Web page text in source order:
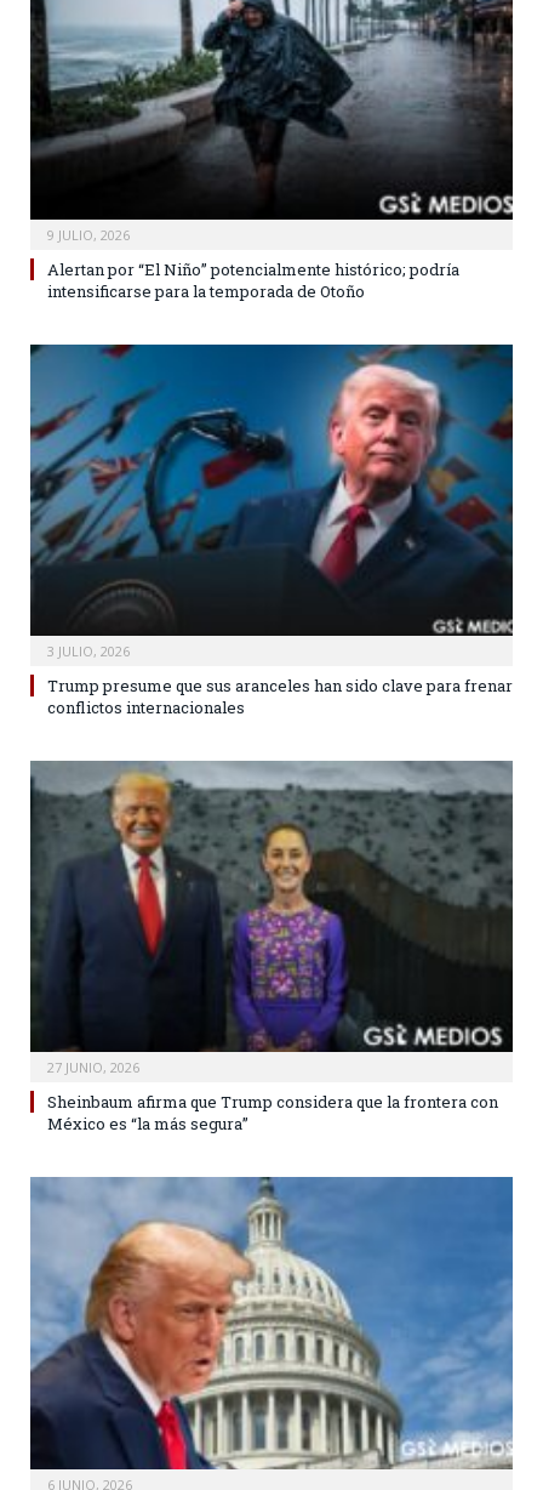
9 JULIO, 2026
Alertan por “El Niño” potencialmente histórico; podría
intensificarse para la temporada de Otoño
3 JULIO, 2026
Trump presume que sus aranceles han sido clave para frenar
conflictos internacionales
27 JUNIO, 2026
Sheinbaum afirma que Trump considera que la frontera con
México es “la más segura”
6 JUNIO, 2026